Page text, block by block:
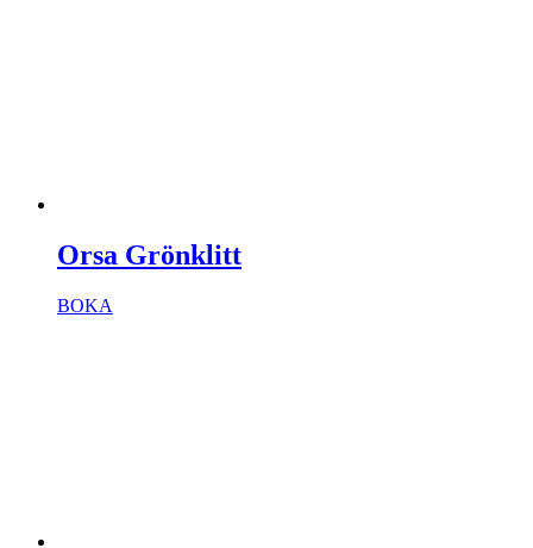
Orsa Grönklitt
BOKA